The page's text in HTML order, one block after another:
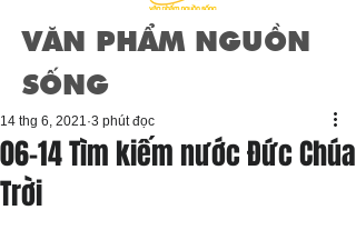
VĂN PHẨM NGUỒN
SỐNG
06-14 Tìm kiếm nước Đức Chúa
Trời
14 thg 6, 2021 3 phút đọc